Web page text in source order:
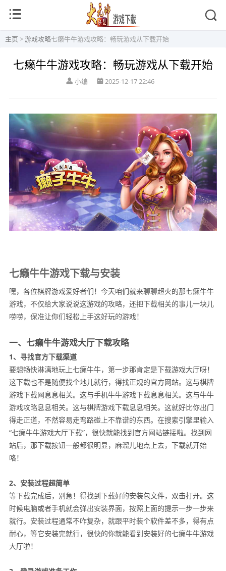
主页 >游戏攻略七癞牛牛游戏攻略：畅玩游戏从下载开始
七癞牛牛游戏攻略：畅玩游戏从下载开始
小编 2025-12-17 22:46
七癞牛牛游戏下载与安装
嘿，各位棋牌游戏爱好者们！今天咱们就来聊聊超火的那七癞牛牛
游戏，不仅给大家说说这游戏的攻略，还把下载相关的事儿一块儿
唠唠，保准让你们轻松上手这好玩的游戏！
一、七癞牛牛游戏大厅下载攻略
1、寻找官方下载渠道
要想畅快淋漓地玩上七癞牛牛，第一步那肯定是下载游戏大厅呀！
这下载也不是随便找个地儿就行，得找正规的官方网站。这与棋牌
游戏下载网息息相关。这与手机牛牛游戏下载息息相关。这与牛牛
游戏攻略息息相关。这与棋牌游戏下载息息相关。这就好比你出门
得走正道，不然容易走弯路碰上不靠谱的东西。在搜索引擎里输入
“七癞牛牛游戏大厅下载”，很快就能找到官方网站链接啦。找到网
站后，那下载按钮一般都很明显，麻溜儿地点上去，下载就开始
咯！
2、安装过程超简单
等下载完成后，别急！得找到下载好的安装包文件，双击打开。这
时候电脑或者手机就会弹出安装界面，按照上面的提示一步一步来
就行。安装过程通常不咋复杂，就跟平时装个软件差不多，得有点
耐心，等它安装完就行，很快的你就能看到安装好的七癞牛牛游戏
大厅啦！